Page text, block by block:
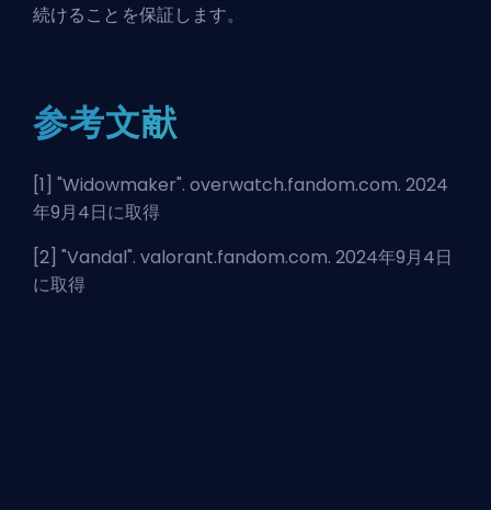
続けることを保証します。
参考文献
[1] "Widowmaker". overwatch.fandom.com. 2024
年9月4日に取得
[2] "Vandal". valorant.fandom.com. 2024年9月4日
に取得